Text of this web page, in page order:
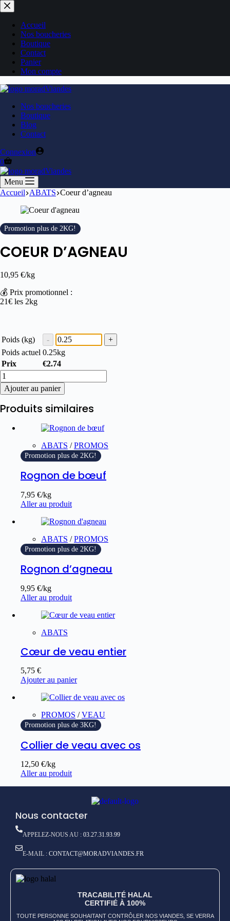
Accueil
Nos boucheries
Boutique
Contact
Panier
Mon compte
Nos boucheries
Boutique
Blog
Contact
Connexion
0
Menu
Accueil ABATS Coeur d’agneau
Promotion plus de 2KG!
COEUR D’AGNEAU
10,95 €/kg
💰 Prix promotionnel :
21€ les 2kg
Poids (kg)
Poids actuel 0.25kg
Prix
€2.74
Ajouter au panier
Produits similaires
ABATS /PROMOS
Promotion plus de 2KG!
Rognon de bœuf
7,95 €/kg
Aller au produit
ABATS /PROMOS
Promotion plus de 2KG!
Rognon d’agneau
9,95 €/kg
Aller au produit
ABATS
Cœur de veau entier
5,75 €
Ajouter au panier
PROMOS /VEAU
Promotion plus de 3KG!
Collier de veau avec os
12,50 €/kg
Aller au produit
Nous contacter
APPELEZ-NOUS AU : 03.27.31.93.99
E-MAIL : CONTACT@MORADVIANDES.FR
TRACABILITÉ HALAL
CERTIFIÉ À 100%
TOUTE PERSONNE SOUHAITANT CONTRÔLER NOS VIANDES, SE VERRA